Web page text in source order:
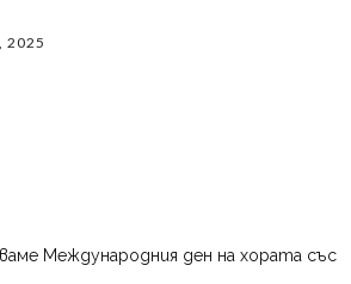
2025
Международния ден на хората със